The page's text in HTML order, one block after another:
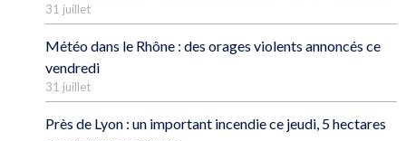
31 juillet
Météo dans le Rhône : des orages violents annoncés ce
vendredi
31 juillet
Près de Lyon : un important incendie ce jeudi, 5 hectares